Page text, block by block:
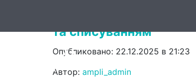
Штучний інтелект як
та списуванням
Опубликовано: 22.12.2025 в 21:23
Автор: ampli_admin